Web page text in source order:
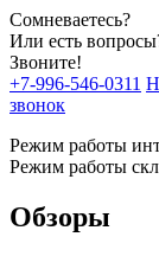
Сомневаетесь?
Или есть
Звоните!
+7-996-546-0311
звонок
Режим работы
Режим работы
Обзоры